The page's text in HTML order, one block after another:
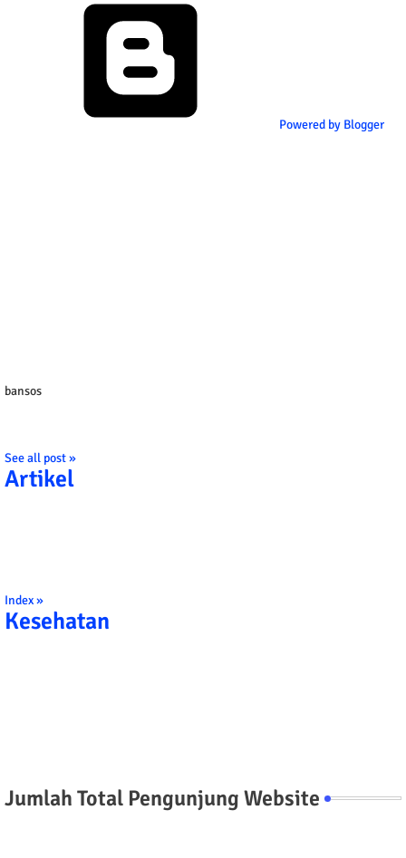
Powered by Blogger
bansos
See all post »
Artikel
Index »
Kesehatan
Jumlah Total Pengunjung Website